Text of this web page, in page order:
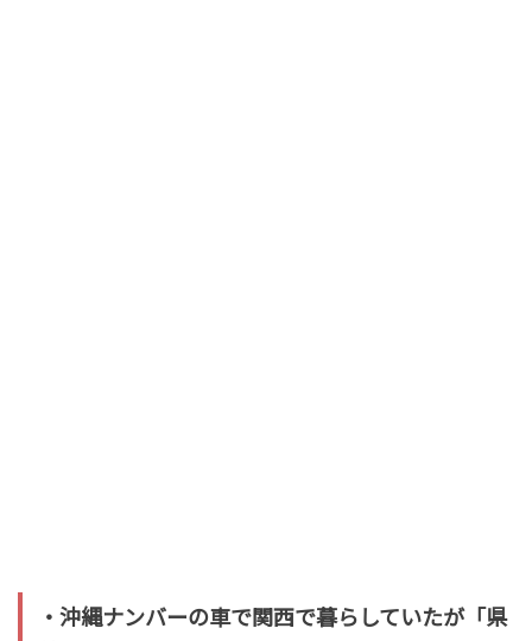
・沖縄ナンバーの車で関西で暮らしていたが「県